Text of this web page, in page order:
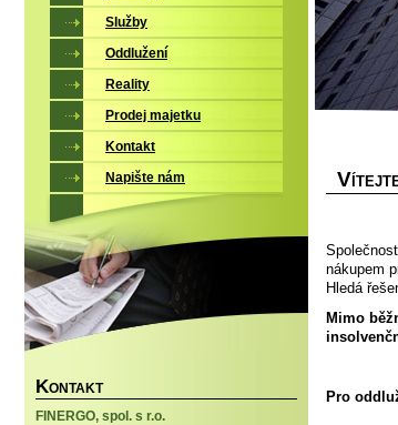
V
nákupem
Hledá
Mimo
Pro
Služby
Oddlužení
Reality
Prodej majetku
Kontakt
Napište nám
KONTAKT
FINERGO, spol. s r.o.